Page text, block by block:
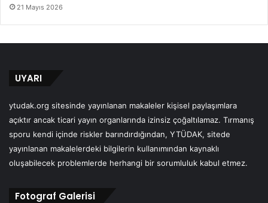
21 Mayıs 2026
UYARI
ytudak.org sitesinde yayınlanan makaleler kişisel paylaşımlara
açıktır ancak ticari yayın organlarında izinsiz çoğaltılamaz. Tırmanış
sporu kendi içinde riskler barındırdığından, YTÜDAK, sitede
yayınlanan makalelerdeki bilgilerin kullanımından kaynaklı
oluşabilecek problemlerde herhangi bir sorumluluk kabul etmez.
Fotograf Galerisi